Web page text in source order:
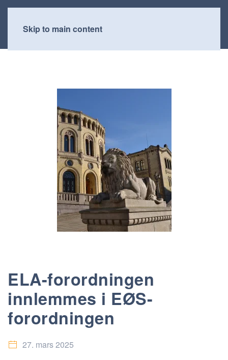
Skip to main content
ELA-forordningen
innlemmes i EØS-
forordningen
27. mars 2025